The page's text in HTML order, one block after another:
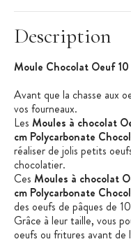
Description
Moule Chocolat Oeuf
Avant que la chasse aux
vos fourneaux.
Les Moules à chocolat
cm Polycarbonate
réaliser de jolis petits
chocolatier.
Ces Moules à chocolat
cm Polycarbonate
des oeufs de pâques de
Grâce à leur taille, vous
oeufs ou fritures avant de